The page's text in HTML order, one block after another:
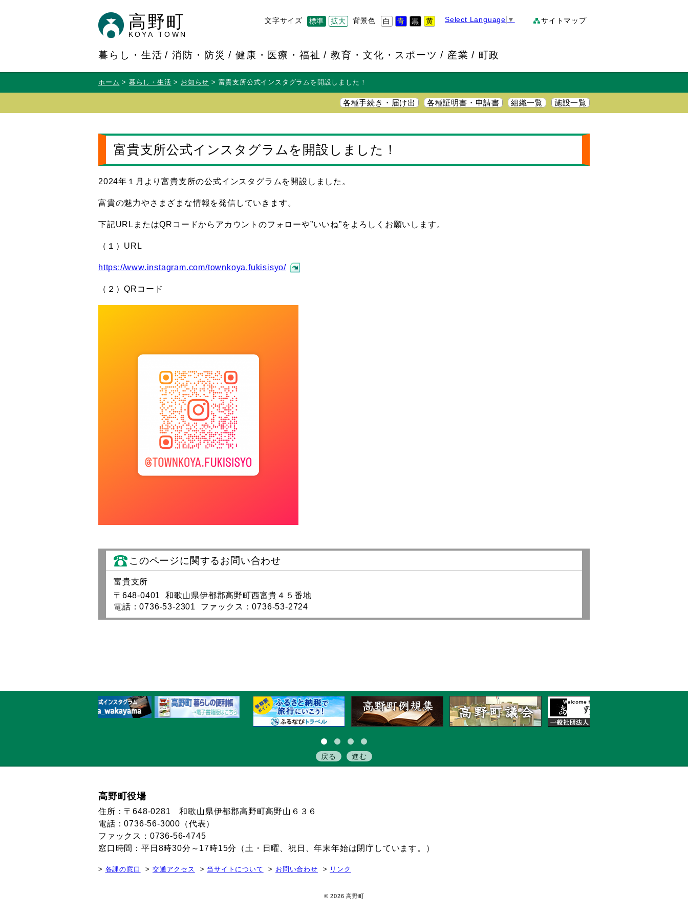
高野町
KOYA TOWN
サイトマップ
Select Language ▼
背景色 白 青 黒 黄
文字サイズ 標準 拡大
暮らし・生活 消防・防災 健康・医療・福祉 教育・文化・スポーツ 産業 町政
ホーム 暮らし・生活 お知らせ 富貴支所公式インスタグラムを開設しました！
各種手続き・届け出 各種証明書・申請書 組織一覧 施設一覧
富貴支所公式インスタグラムを開設しました！
2024年１月より富貴支所の公式インスタグラムを開設しました。
富貴の魅力やさまざまな情報を発信していきます。
下記URLまたはQRコードからアカウントのフォローや”いいね”をよろしくお願いします。
（１）URL
https://www.instagram.com/townkoya.fukisisyo/
（２）QRコード
このページに関するお問い合わせ
富貴支所
〒648-0401 和歌山県伊都郡高野町西富貴４５番地
電話：0736-53-2301 ファックス：0736-53-2724
戻る 進む
高野町役場
住所：〒648-0281 和歌山県伊都郡高野町高野山６３６
電話：0736-56-3000（代表）
ファックス：0736-56-4745
窓口時間：平日8時30分～17時15分（土・日曜、祝日、年末年始は閉庁しています。）
各課の窓口 交通アクセス 当サイトについて お問い合わせ リンク
© 2026 高野町